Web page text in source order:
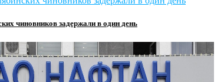
чиновников задержали в один день